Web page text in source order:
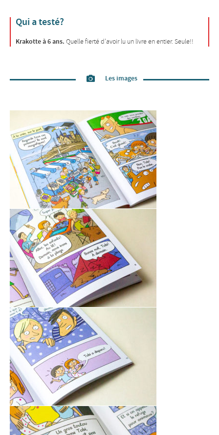
Qui a testé?
Krakotte à 6 ans. Quelle fierté d’avoir lu un livre en entier. Seule!!
Les images